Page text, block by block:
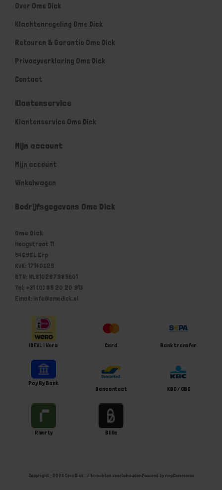
Over Ome Dick
Klachtenregeling Ome Dick
Retouren & Garantie Ome Dick
Privacyverklaring Ome Dick
Contact
Klantenservice
Klantenservice Ome Dick
Mijn account
Mijn account
Winkelwagen
Bedrijfsgegevens Ome Dick
Ome Dick
Hoogstraat 11
5469EL Erp
KvK: 17140625
BTW: NL810287985B01
Tel: +31 (0) 85 20 20 913
Email: info@omedick.nl
iDEAL | Wero Card Bank transfer
Pay By Bank
Bancontact
KBC / CBC
Riverty Billie
Copyright ; 2026 Ome Dick . Alle rechten voorbehoudenPowered by nopCommerce